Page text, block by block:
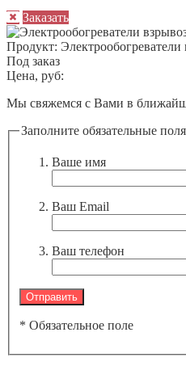
Заказать
Продукт:
Под заказ
Цена, руб:
Мы свяжемся с Вами в
Заполните обязательные поля
Ваше имя
Ваш Email
Ваш телефон
* Обязательное поле